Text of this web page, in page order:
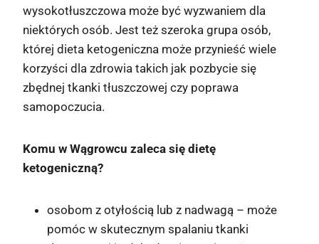
wysokotłuszczowa może być wyzwaniem dla
niektórych osób. Jest też szeroka grupa osób,
której dieta ketogeniczna może przynieść wiele
korzyści dla zdrowia takich jak pozbycie się
zbędnej tkanki tłuszczowej czy poprawa
samopoczucia.
Komu w Wągrowcu zaleca się dietę
ketogeniczną?
osobom z otyłością lub z nadwagą – może
pomóc w skutecznym spalaniu tkanki